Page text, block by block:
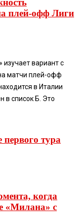
плей-офф Лиги
вариант с
матчи плей-офф
в Италии
в список Б. Это
тура
когда
«Милана» с